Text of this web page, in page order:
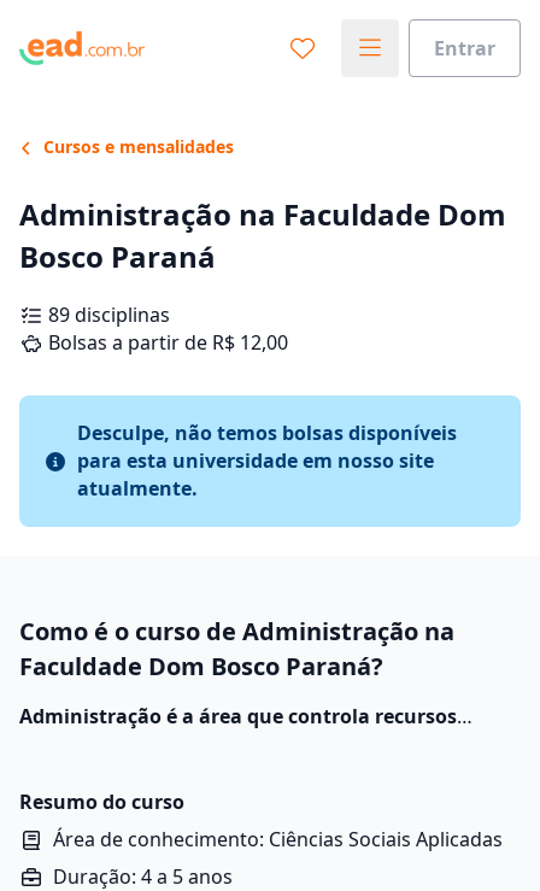
Entrar
Cursos e mensalidades
Administração na Faculdade Dom
Bosco Paraná
89 disciplinas
Bolsas a partir de R$ 12,00
Desculpe, não temos bolsas disponíveis
para esta universidade em nosso site
atualmente.
Como é o curso de Administração na
Faculdade Dom Bosco Paraná?
Administração é a área que controla recursos
organizacionais.Suas práticas envolvem análise de
custos, otimização de desempenho e planejamento
técnico.
Resumo do curso
Área de conhecimento: Ciências Sociais Aplicadas
Duração: 4 a 5 anos